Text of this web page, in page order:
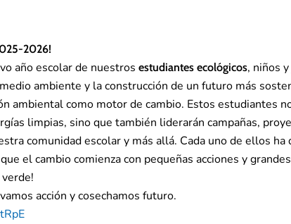
2026!
año escolar de nuestros estudiantes ecológicos, niños
ambiente y la construcción de un futuro más
ambiental como motor de cambio. Estos estudiantes
limpias, sino que también liderarán campañas,
comunidad escolar y más allá. Cada uno de ellos ha
el cambio comienza con pequeñas acciones y
acción y cosechamos futuro.